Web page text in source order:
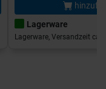
Lagerware
Lagerware, Versandzeit ca.